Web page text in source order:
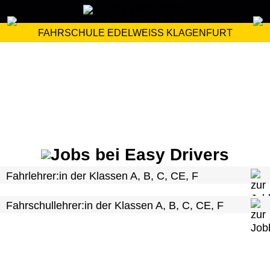
FAHRSCHULE EDELWEISS KLAGENFURT
Fahrlehrer:in der Klassen A, B, C, CE, F
Fahrschullehrer:in der Klassen A, B, C, CE, F